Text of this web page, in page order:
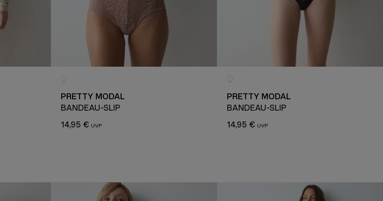
PRETTY MODAL
BANDEAU-SLIP
14,95 €
PRETTY MODAL
BANDEAU-SLIP
14,95 €